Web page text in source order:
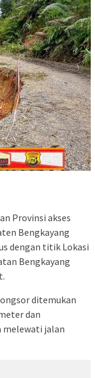
Provinsi akses
Bengkayang
dengan titik Lokasi
Bengkayang
ditemukan
dan
melewati jalan